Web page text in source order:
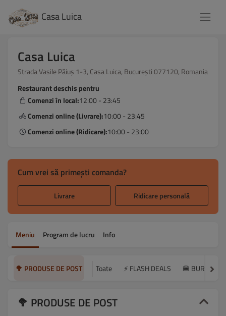
Casa Luica
Casa Luica
Strada Vasile Păiuș 1-3, Casa Luica, București 077120, Romania
Restaurant deschis pentru
Comenzi în local:12:00 - 23:45
Comenzi online (Livrare):10:00 - 23:45
Comenzi online (Ridicare):10:00 - 23:00
Cum vrei să primești comanda?
Livrare Ridicare personală
Meniu Program de lucru Info
🥦 PRODUSE DE POST Toate ⚡ FLASH DEALS 🍔 BURGERS
🥦 PRODUSE DE POST